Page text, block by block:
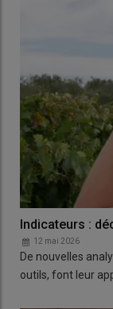
Indicateurs :
12 mai 2026
De nouvelles
outils, font leur